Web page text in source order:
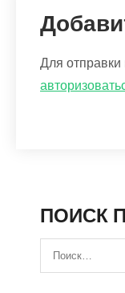
Для
ПОИСК